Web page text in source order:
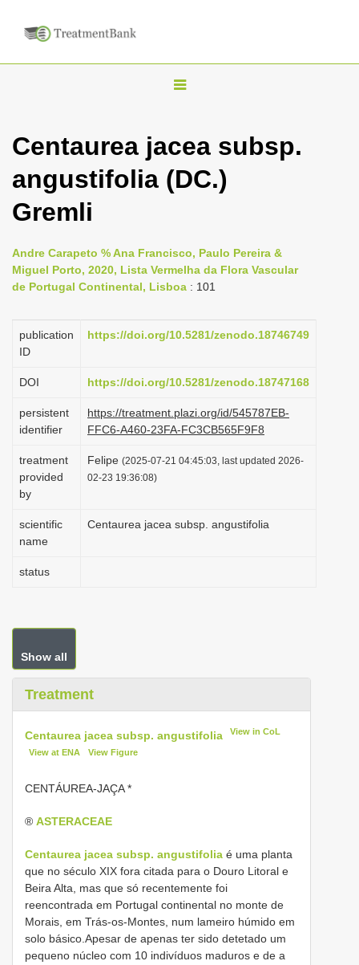
T
g
l
e
v
i
a
i
n
Centaurea jacea subsp.
angustifolia (DC.)
Gremli
Andre Carapeto % Ana Francisco, Paulo Pereira &
Miguel Porto, 2020, Lista Vermelha da Flora Vascular
de Portugal Continental, Lisboa : 101
publication
ID
https://doi.org/10.5281/zenodo.18746749
DOI https://doi.org/10.5281/zenodo.18747168
persistent
identifier
https://treatment.plazi.org/id/545787EB-
FFC6-A460-23FA-FC3CB565F9F8
treatment
provided
by
Felipe (2025-07-21 04:45:03, last updated 2026-
02-23 19:36:08)
scientific
name
Centaurea jacea subsp. angustifolia
status
Show all
Treatment
Centaurea jacea subsp. angustifolia View in CoL
View at ENA View Figure
CENTÁUREA-JAÇA *
® ASTERACEAE
Centaurea jacea subsp. angustifolia é uma planta
que no século XIX fora citada para o Douro Litoral e
Beira Alta, mas que só recentemente foi
reencontrada em Portugal continental no monte de
Morais, em Trás-os-Montes, num lameiro húmido em
solo básico.Apesar de apenas ter sido detetado um
pequeno núcleo com 10 indivíduos maduros e de a